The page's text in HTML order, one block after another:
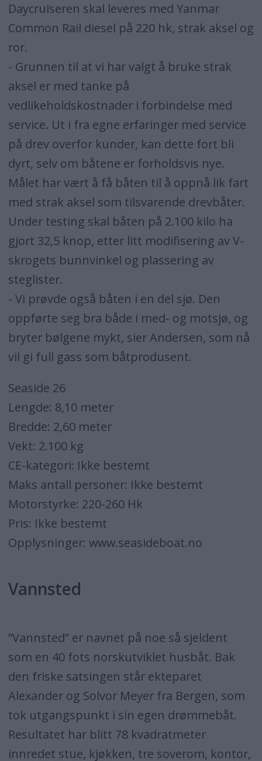
Daycruiseren skal leveres med Yanmar
Common Rail diesel på 220 hk, strak aksel og
ror.
- Grunnen til at vi har valgt å bruke strak
aksel er med tanke på
vedlikeholdskostnader i forbindelse med
service. Ut i fra egne erfaringer med service
på drev overfor kunder, kan dette fort bli
dyrt, selv om båtene er forholdsvis nye.
Målet har vært å få båten til å oppnå lik fart
med strak aksel som tilsvarende drevbåter.
Under testing skal båten på 2.100 kilo ha
gjort 32,5 knop, etter litt modifisering av V-
skrogets bunnvinkel og plassering av
steglister.
- Vi prøvde også båten i en del sjø. Den
oppførte seg bra både i med- og motsjø, og
bryter bølgene mykt, sier Andersen, som nå
vil gi full gass som båtprodusent.
Seaside 26
Lengde: 8,10 meter
Bredde: 2,60 meter
Vekt: 2.100 kg
CE-kategori: Ikke bestemt
Maks antall personer: Ikke bestemt
Motorstyrke: 220-260 Hk
Pris: Ikke bestemt
Opplysninger: www.seasideboat.no
Vannsted
”Vannsted” er navnet på noe så sjeldent
som en 40 fots norskutviklet husbåt. Bak
den friske satsingen står ekteparet
Alexander og Solvor Meyer fra Bergen, som
tok utgangspunkt i sin egen drømmebåt.
Resultatet har blitt 78 kvadratmeter
innredet stue, kjøkken, tre soverom, kontor,